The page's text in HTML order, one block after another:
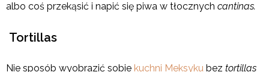
albo coś przekąsić i napić się piwa w tłocznych cantinas.
Tortillas
Nie sposób wyobrazić sobie kuchni Meksyku bez tortillas